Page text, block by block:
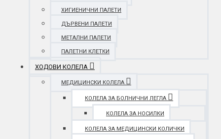
ХИГИЕНИЧНИ ПАЛЕТИ
ДЪРВЕНИ ПАЛЕТИ
МЕТАЛНИ ПАЛЕТИ
ПАЛЕТНИ КЛЕТКИ
ХОДОВИ КОЛЕЛА
МЕДИЦИНСКИ КОЛЕЛА
КОЛЕЛА ЗА БОЛНИЧНИ ЛЕГЛА
КОЛЕЛА ЗА НОСИЛКИ
КОЛЕЛА ЗА МЕДИЦИНСКИ КОЛИЧКИ